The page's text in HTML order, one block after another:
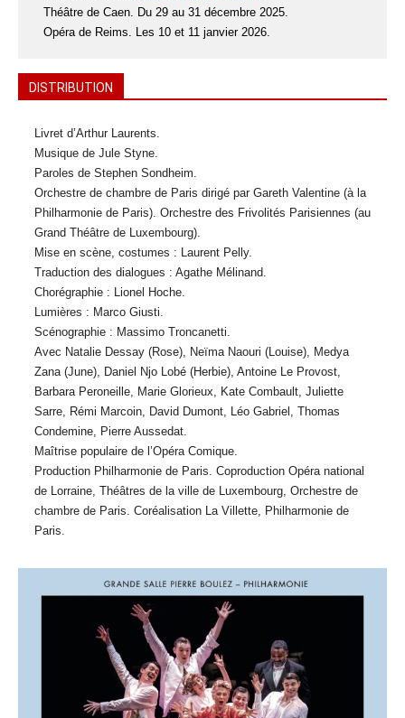
Théâtre de Caen. Du 29 au 31 décembre 2025.
Opéra de Reims. Les 10 et 11 janvier 2026.
DISTRIBUTION
Livret d’Arthur Laurents.
Musique de Jule Styne.
Paroles de Stephen Sondheim.
Orchestre de chambre de Paris dirigé par Gareth Valentine (à la
Philharmonie de Paris). Orchestre des Frivolités Parisiennes (au
Grand Théâtre de Luxembourg).
Mise en scène, costumes : Laurent Pelly.
Traduction des dialogues : Agathe Mélinand.
Chorégraphie : Lionel Hoche.
Lumières : Marco Giusti.
Scénographie : Massimo Troncanetti.
Avec Natalie Dessay (Rose), Neïma Naouri (Louise), Medya
Zana (June), Daniel Njo Lobé (Herbie), Antoine Le Provost,
Barbara Peroneille, Marie Glorieux, Kate Combault, Juliette
Sarre, Rémi Marcoin, David Dumont, Léo Gabriel, Thomas
Condemine, Pierre Aussedat.
Maîtrise populaire de l’Opéra Comique.
Production Philharmonie de Paris. Coproduction Opéra national
de Lorraine, Théâtres de la ville de Luxembourg, Orchestre de
chambre de Paris. Coréalisation La Villette, Philharmonie de
Paris.